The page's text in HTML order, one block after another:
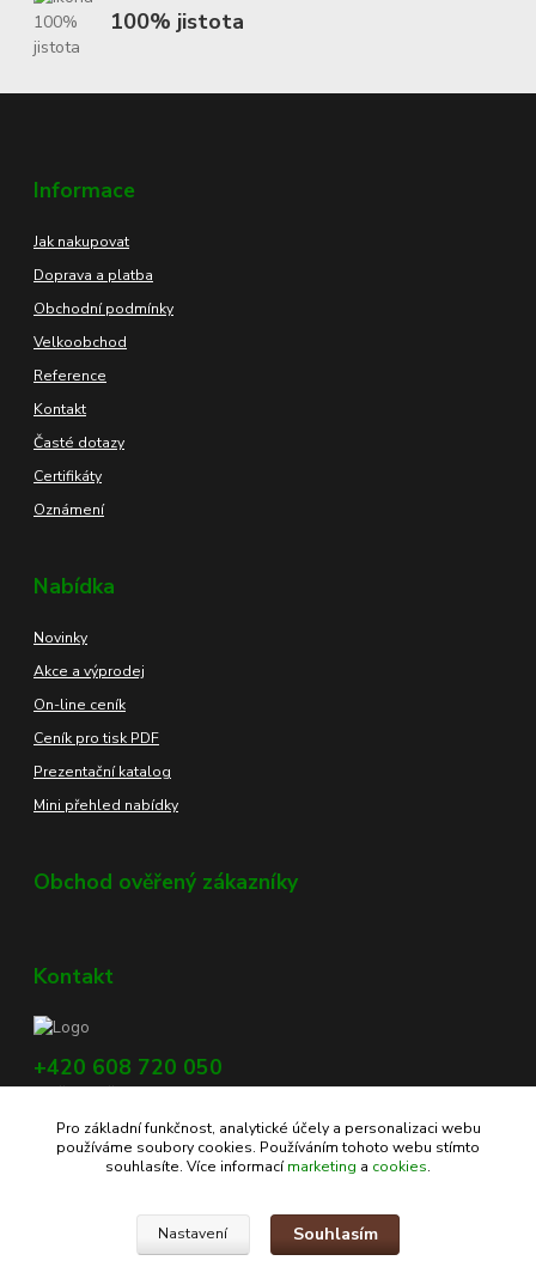
100% jistota
Informace
Jak nakupovat
Doprava a platba
Obchodní podmínky
Velkoobchod
Reference
Kontakt
Časté dotazy
Certifikáty
Oznámení
Nabídka
Novinky
Akce a výprodej
On-line ceník
Ceník pro tisk PDF
Prezentační katalog
Mini přehled nabídky
Obchod ověřený zákazníky
Kontakt
+420 608 720 050
Využijte náš chat, vpravo dole na obrazovce.
info@profikoreni.cz
Pro základní funkčnost, analytické účely a personalizaci webu
používáme soubory cookies. Používáním tohoto webu stímto
souhlasíte. Více informacímarketing a cookies.
Nastavení Souhlasím